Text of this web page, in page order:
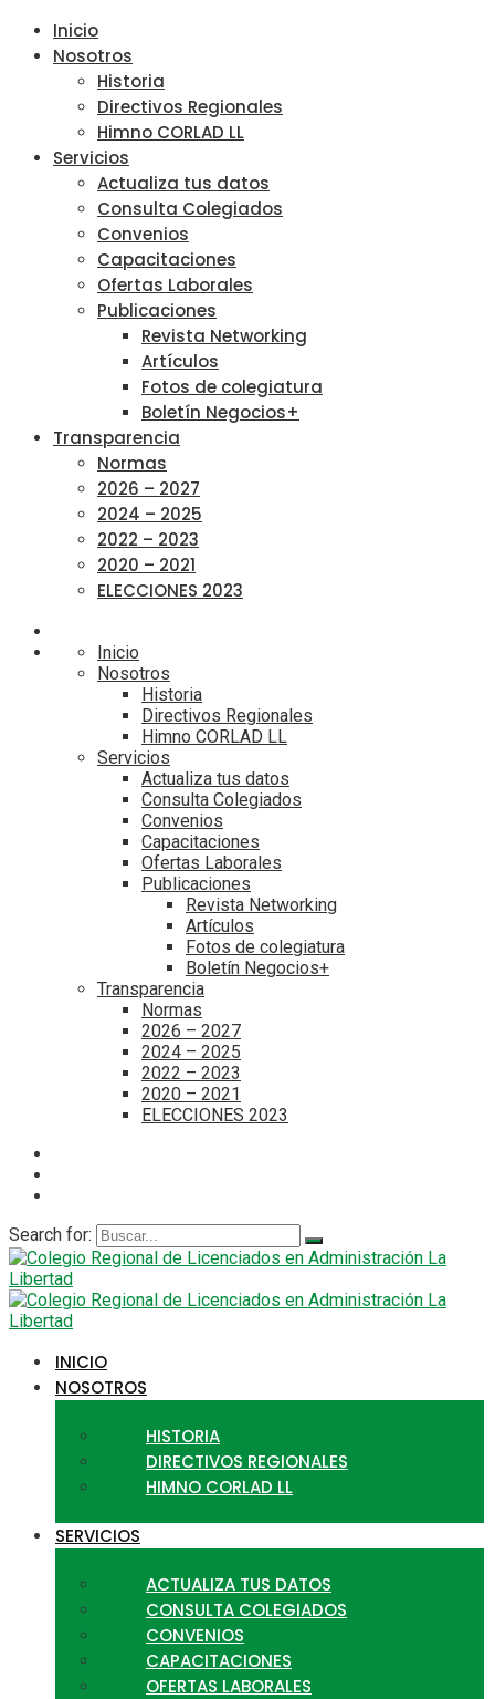
Inicio
Nosotros
Historia
Directivos Regionales
Himno CORLAD LL
Servicios
Actualiza tus datos
Consulta Colegiados
Convenios
Capacitaciones
Ofertas Laborales
Publicaciones
Revista Networking
Artículos
Fotos de colegiatura
Boletín Negocios+
Transparencia
Normas
2026 – 2027
2024 – 2025
2022 – 2023
2020 – 2021
ELECCIONES 2023
Inicio
Nosotros
Historia
Directivos Regionales
Himno CORLAD LL
Servicios
Actualiza tus datos
Consulta Colegiados
Convenios
Capacitaciones
Ofertas Laborales
Publicaciones
Revista Networking
Artículos
Fotos de colegiatura
Boletín Negocios+
Transparencia
Normas
2026 – 2027
2024 – 2025
2022 – 2023
2020 – 2021
ELECCIONES 2023
Search for:
INICIO
NOSOTROS
HISTORIA
DIRECTIVOS REGIONALES
HIMNO CORLAD LL
SERVICIOS
ACTUALIZA TUS DATOS
CONSULTA COLEGIADOS
CONVENIOS
CAPACITACIONES
OFERTAS LABORALES